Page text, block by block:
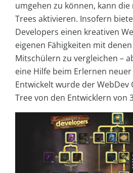
umgehen zu können, kann die
Trees aktivieren. Insofern
Developers einen kreativen
eigenen Fähigkeiten mit
Mitschülern zu vergleichen –
eine Hilfe beim Erlernen
Entwickelt wurde der WebDev
Tree von den Entwicklern von